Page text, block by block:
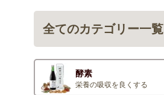
全てのカテゴリー一覧
酵素
栄養の吸収を良くする